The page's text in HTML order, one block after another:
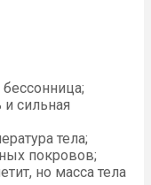
и сильная
тела;
покровов;
но масса тела